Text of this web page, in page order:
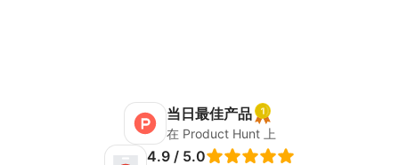
当日最佳产品
在 Product Hunt 上
4.9 / 5.0